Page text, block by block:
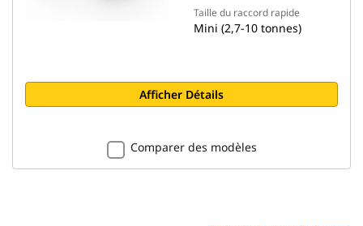
Taille du raccord rapide
Mini (2,7-10 tonnes)
Afficher Détails
Comparer des modèles